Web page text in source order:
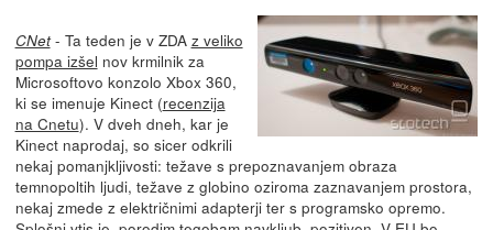
CNet- Ta teden je v ZDA z veliko
pompa izšel nov krmilnik za
Microsoftovo konzolo Xbox 360,
ki se imenuje Kinect (recenzija
na Cnetu). V dveh dneh, kar je
Kinect naprodaj, so sicer odkrili
nekaj pomanjkljivosti: težave s prepoznavanjem obraza
temnopoltih ljudi, težave z globino oziroma zaznavanjem prostora,
nekaj zmede z električnimi adapterji ter s programsko opremo.